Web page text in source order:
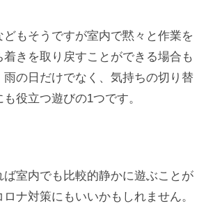
どもそうですが室内で黙々と作業を
きを取り戻すことができる場合も
雨の日だけでなく、気持ちの切り替
役立つ遊びの1つです。
ば室内でも比較的静かに遊ぶことが
ナ対策にもいいかもしれません。